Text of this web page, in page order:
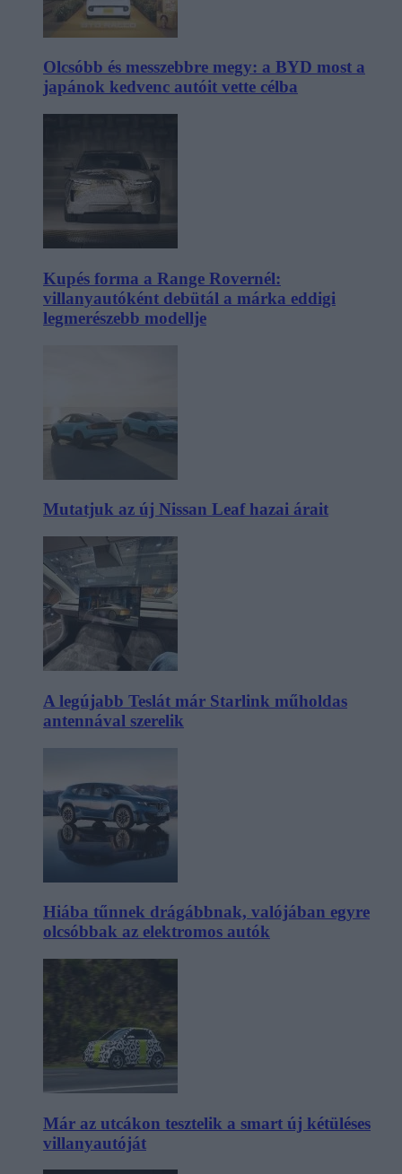
Olcsóbb és messzebbre megy: a BYD most a
japánok kedvenc autóit vette célba
Kupés forma a Range Rovernél:
villanyautóként debütál a márka eddigi
legmerészebb modellje
Mutatjuk az új Nissan Leaf hazai árait
A legújabb Teslát már Starlink műholdas
antennával szerelik
Hiába tűnnek drágábbnak, valójában egyre
olcsóbbak az elektromos autók
Már az utcákon tesztelik a smart új kétüléses
villanyautóját